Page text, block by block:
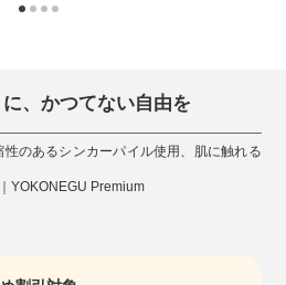
、かつてない自由を
性のあるシンカーパイル使用、肌に触れる
YOKONEGU Premium